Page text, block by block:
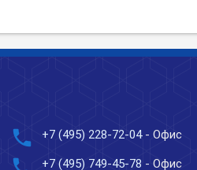
phone +7 (495) 228-72-04- Офис
+7 (495) 749-45-78 - Офис